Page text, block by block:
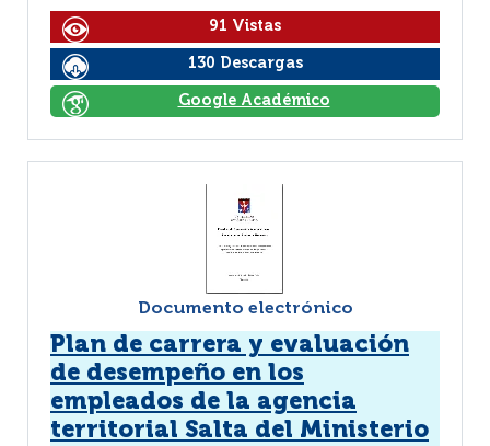
91 Vistas
130 Descargas
Google Académico
Documento electrónico
Plan de carrera y evaluación
de desempeño en los
empleados de la agencia
territorial Salta del Ministerio